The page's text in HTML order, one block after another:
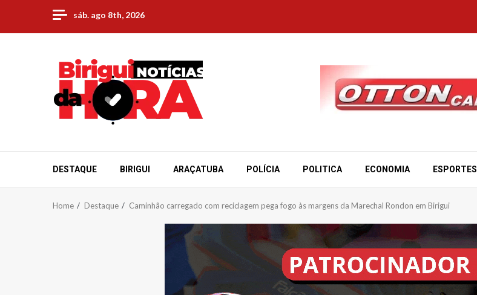
content
sáb. ago 8th, 2026
DESTAQUE BIRIGUI ARAÇATUBA POLÍCIA POLITICA ECONOMIA ESPORTES
Home Destaque Caminhão carregado com reciclagem pega fogo às margens da Marechal Rondon em Birigui